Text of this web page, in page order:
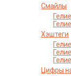
Смайлы
Хэштеги
Цифры